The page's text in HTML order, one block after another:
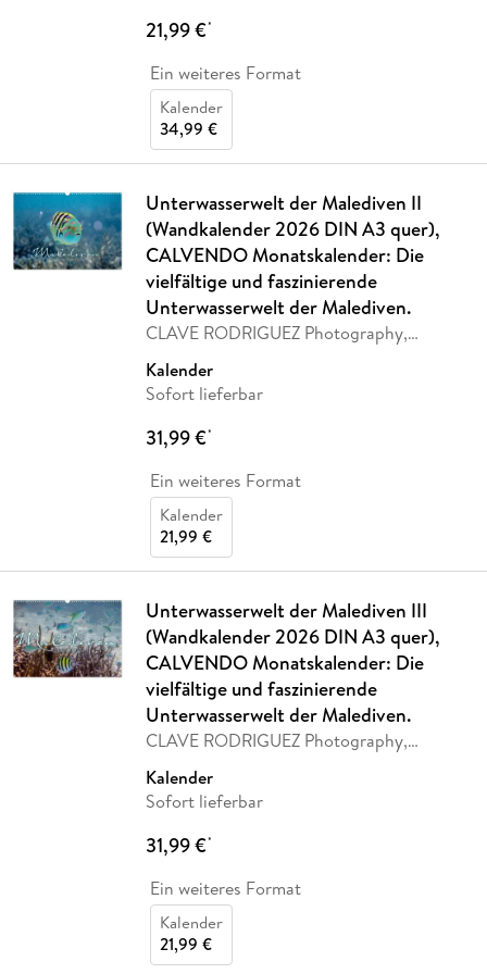
21,99 €*
Ein weiteres Format
Kalender
34,99 €
Unterwasserwelt der Malediven II
(Wandkalender 2026 DIN A3 quer),
CALVENDO Monatskalender: Die
vielfältige und faszinierende
Unterwasserwelt der Malediven.
CLAVE RODRIGUEZ Photography,
Kalender
Sofort lieferbar
31,99 €*
Ein weiteres Format
Kalender
21,99 €
Unterwasserwelt der Malediven III
(Wandkalender 2026 DIN A3 quer),
CALVENDO Monatskalender: Die
vielfältige und faszinierende
Unterwasserwelt der Malediven.
CLAVE RODRIGUEZ Photography,
Kalender
Sofort lieferbar
31,99 €*
Ein weiteres Format
Kalender
21,99 €